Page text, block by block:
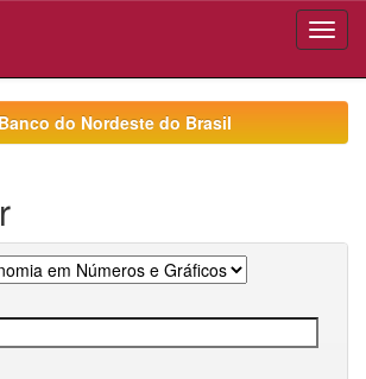
do Nordeste do Brasil